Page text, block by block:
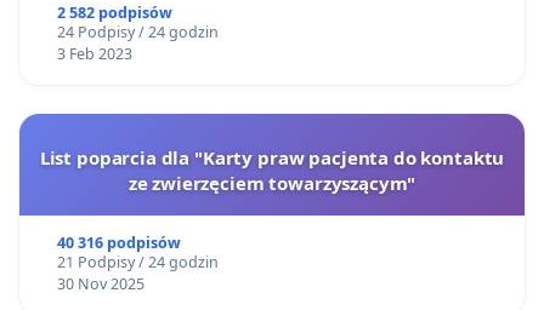
2 582 podpisów
24 Podpisy / 24 godzin
3 Feb 2023
List poparcia dla "Karty praw pacjenta do kontaktu
ze zwierzęciem towarzyszącym"
40 316 podpisów
21 Podpisy / 24 godzin
30 Nov 2025